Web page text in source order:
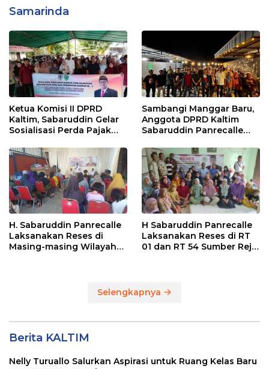
Samarinda
Ketua Komisi II DPRD
Kaltim, Sabaruddin Gelar
Sosialisasi Perda Pajak
Sepinggan Raya
Balikpapan
Sambangi Manggar Baru,
Anggota DPRD Kaltim
Sabaruddin Panrecalle
Balikpapan
H. Sabaruddin Panrecalle
Laksanakan Reses di
Masing-masing Wilayah
H Sabaruddin Panrecalle
Laksanakan Reses di RT
01 dan RT 54 Sumber Rejo
Selengkapnya
Berita KALTIM
Nelly Turuallo Salurkan Aspirasi untuk Ruang Kelas Baru